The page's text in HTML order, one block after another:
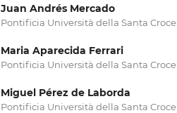
Juan Andrés Mercado
Pontificia Università della Santa Croce
Maria Aparecida Ferrari
Pontificia Università della Santa Croce
Miguel Pérez de Laborda
Pontificia Università della Santa Croce